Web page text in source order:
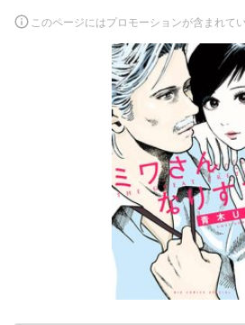
このページにはプロモーションが含まれて